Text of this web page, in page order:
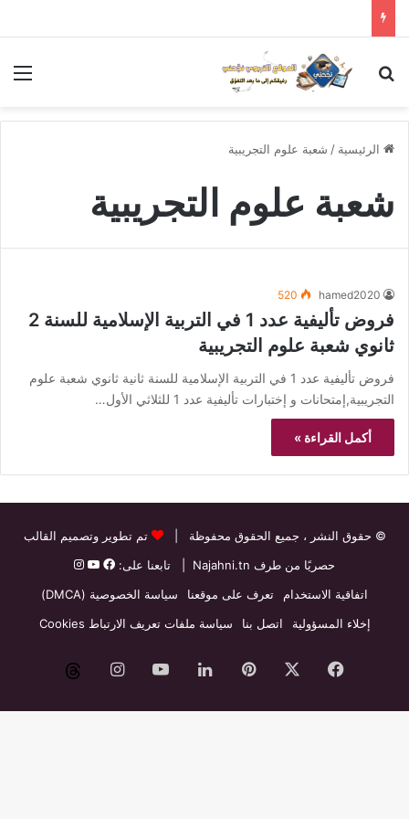
بحث عن
الرئيسية / شعبة علوم التجريبية
شعبة علوم التجريبية
hamed2020
520
فروض تأليفية عدد 1 في التربية الإسلامية للسنة 2
ثانوي شعبة علوم التجريبية
فروض تأليفية عدد 1 في التربية الإسلامية للسنة ثانية ثانوي شعبة علوم
التجريبية,إمتحانات و إختبارات تأليفية عدد 1 للثلاثي الأول…
أكمل القراءة »
© حقوق النشر ، جميع الحقوق محفوظة |
تم تطوير وتصميم القالب
حصريًا من طرف Najahni.tn | تابعنا على:
اتفاقية الاستخدام
تعرف على موقعنا
سياسة الخصوصية (DMCA)
إخلاء المسؤولية
اتصل بنا سياسة ملفات تعريف الارتباط Cookies
فيسبوك بينتيريستلينكدإن‫YouTubeانستقرام